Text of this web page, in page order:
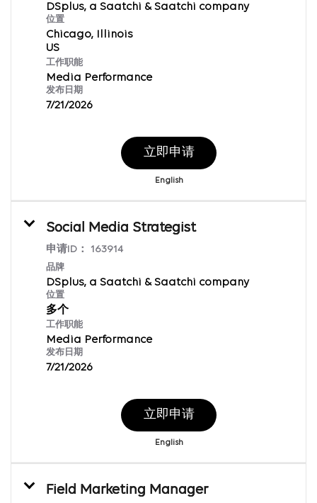
DSplus, a Saatchi & Saatchi company
位置
Chicago, Illinois
工作职能
Media Performance
发布日期
7/21/2026
立即申请
English
Social Media Strategist
申请ID： 163914
品牌
DSplus, a Saatchi & Saatchi company
位置
多个
工作职能
Media Performance
发布日期
7/21/2026
立即申请
English
Field Marketing Manager